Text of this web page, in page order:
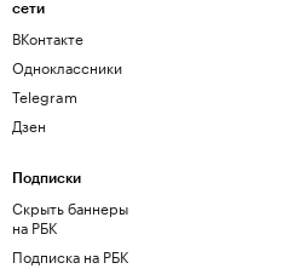
сети
ВКонтакте
Одноклассники
Telegram
Дзен
Подписки
Скрыть баннеры
на РБК
Подписка на РБК